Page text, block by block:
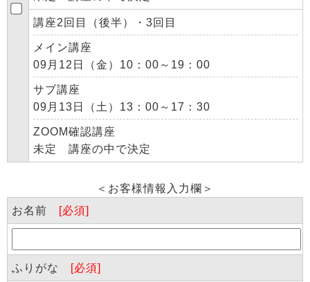
講座2回目（後半）・3回目
メイン講座
09月12日（金）10：00～19：00
サブ講座
09月13日（土）13：00～17：30
ZOOM確認講座
未定 講座の中で決定
＜お客様情報入力欄＞
お名前
[必須]
ふりがな [必須]